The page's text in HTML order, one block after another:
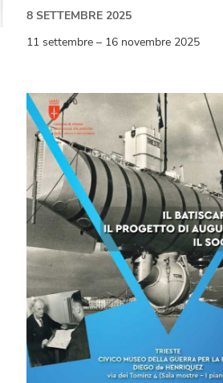
8 SETTEMBRE 2025
11 settembre – 16 novembre 2025